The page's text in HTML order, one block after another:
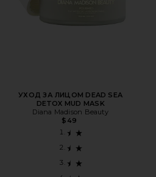
УХОД ЗА ЛИЦОМ DEAD SEA
DETOX MUD MASK
Diana Madison Beauty
$49